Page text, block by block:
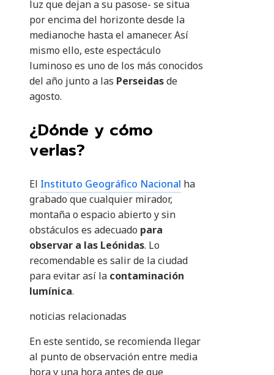
luz que dejan a su pasose- se situa
por encima del horizonte desde la
medianoche hasta el amanecer. Así
mismo ello, este espectáculo
luminoso es uno de los más conocidos
del año junto a las Perseidasde
agosto.
¿Dónde y cómo
verlas?
El Instituto Geográfico Nacional ha
grabado que cualquier mirador,
montaña o espacio abierto y sin
obstáculos es adecuado para
observar a las Leónidas. Lo
recomendable es salir de la ciudad
para evitar así la contaminación
lumínica.
noticias relacionadas
En este sentido, se recomienda llegar
al punto de observación entre media
hora y una hora antes de que